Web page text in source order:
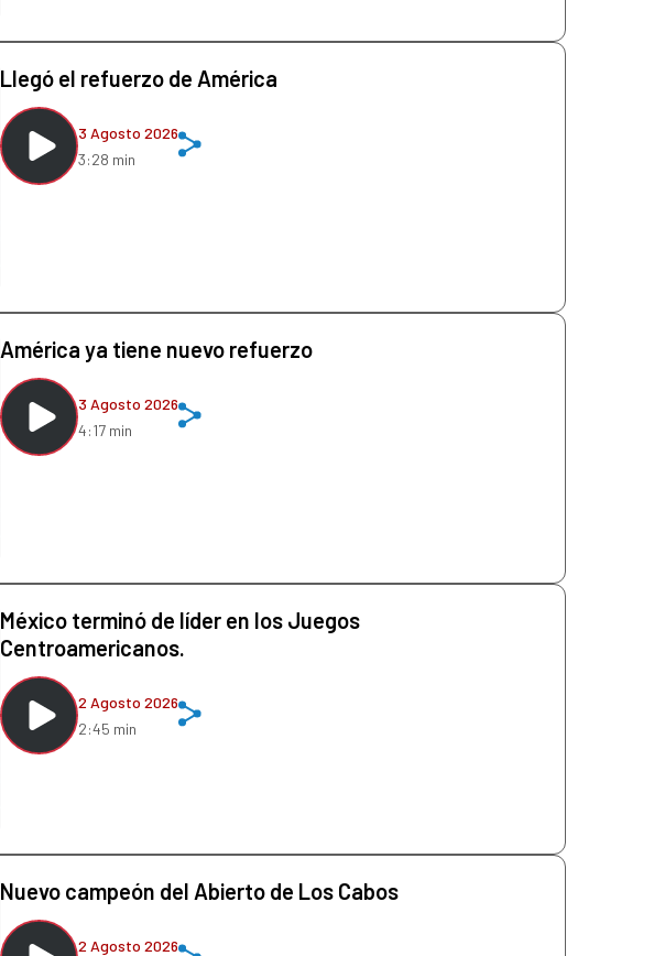
Llegó el refuerzo de América
3 Agosto 2026
3:28 min
América ya tiene nuevo refuerzo
3 Agosto 2026
4:17 min
México terminó de líder en los Juegos
Centroamericanos.
2 Agosto 2026
2:45 min
Nuevo campeón del Abierto de Los Cabos
2 Agosto 2026